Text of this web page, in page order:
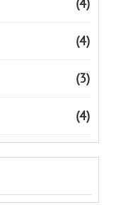
(4)
(4)
(3)
(4)